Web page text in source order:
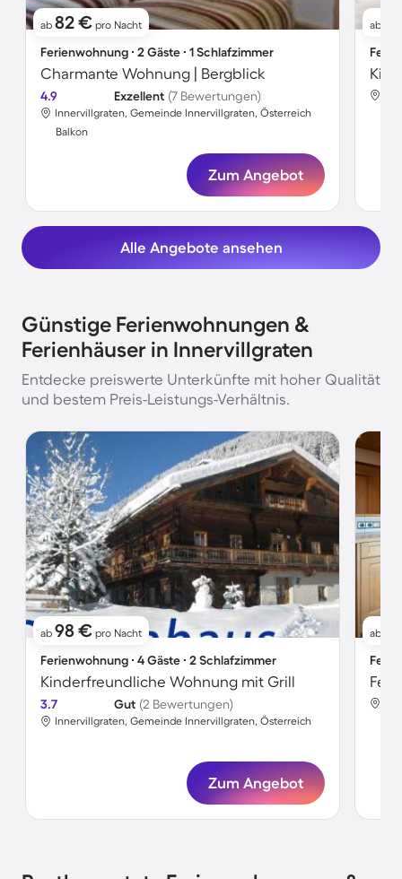
ab 82 € pro Nacht
Ferienwohnung ∙ 2 Gäste ∙ 1 Schlafzimmer
Charmante Wohnung | Bergblick
4.9 Exzellent (7 Bewertungen)
Innervillgraten, Gemeinde Innervillgraten, Österreich
Balkon
Zum Angebot
ab
Alle Angebote ansehen
Günstige Ferienwohnungen &
Ferienhäuser in Innervillgraten
Entdecke preiswerte Unterkünfte mit hoher Qualität
und bestem Preis-Leistungs-Verhältnis.
ab 98 € pro Nacht
Ferienwohnung ∙ 4 Gäste ∙ 2 Schlafzimmer
Kinderfreundliche Wohnung mit Grill
3.7 Gut (2 Bewertungen)
Innervillgraten, Gemeinde Innervillgraten, Österreich
Zum Angebot
ab